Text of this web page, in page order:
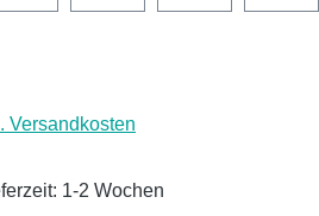
Versandkosten
1-2 Wochen